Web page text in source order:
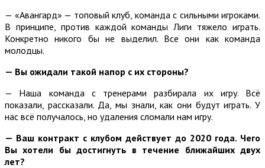
— «Авангард» — топовый клуб, команда с сильными игроками.
В принципе, против каждой команды Лиги тяжело играть.
Конкретно никого бы не выделил. Все они как команда
молодцы.
— Вы ожидали такой напор с их стороны?
— Наша команда с тренерами разбирала их игру. Всё
показали, рассказали. Да, мы знали, как они будут играть. У
нас всё получалось, но удаления сломали нам игру.
— Ваш контракт с клубом действует до 2020 года. Чего
Вы хотели бы достигнуть в течение ближайших двух
лет?